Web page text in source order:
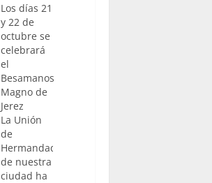
Los días 21
y 22 de
octubre se
celebrará
el
Besamanos
Magno de
Jerez
La Unión
de
Hermandades
de nuestra
ciudad ha